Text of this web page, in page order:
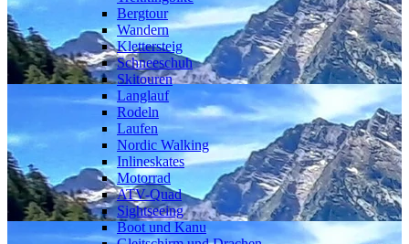
Bergtour
Wandern
Klettersteig
Schneeschuh
Skitouren
Langlauf
Rodeln
Laufen
Nordic Walking
Inlineskates
Motorrad
ATV-Quad
Sightseeing
Boot und Kanu